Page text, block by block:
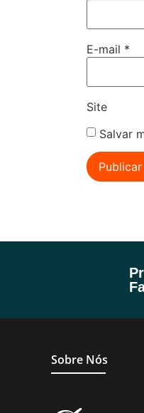
E-mail *
Site
Salvar
Sobre Nós